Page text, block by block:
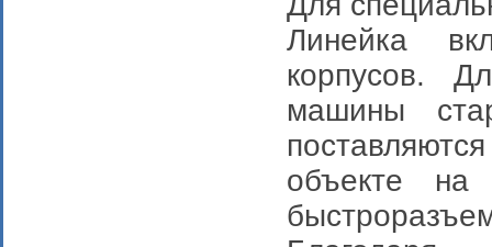
Линейка
корпусов.
машины
объекте